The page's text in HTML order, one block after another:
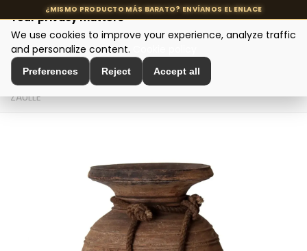
MENU
Home > Interior Decoration > Vases and Jars
ZAULLE
Your privacy matters
We use cookies to improve your experience, analyze traffic
and personalize content.
Preferences Reject Accept all